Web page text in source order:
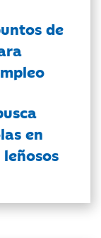
de
en